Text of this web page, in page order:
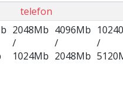
telefon
2048Mb
/
1024Mb
4096Mb
/
2048Mb
/